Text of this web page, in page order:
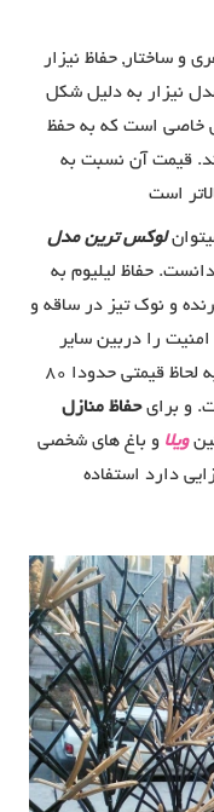
و ساختار, حفاظ نیزار
نیزار به دلیل شکل
خاصی است که به حفظ
قیمت آن نسبت به
لوکس ترین مدل
دانست. حفاظ لیلیوم به
و نوک تیز در ساقه و
امنیت را دربین سایر
مدلهای حفاظ روی دیوار داراست و به لحاظ قیمتی حدودا 80
و برایحفاظ منازل
ویلا و باغ های شخصی
دارد استفاده